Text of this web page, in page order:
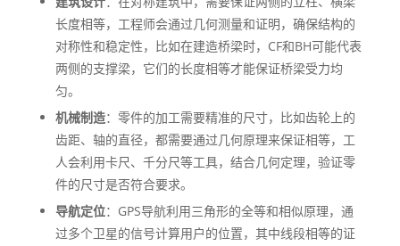
长度相等，工程师会通过几何测量和证明，确保结构的
对称性和稳定性，比如在建造桥梁时，CF和BH可能代表
两侧的支撑梁，它们的长度相等才能保证桥梁受力均
匀。
机械制造：零件的加工需要精准的尺寸，比如齿轮上的
齿距、轴的直径，都需要通过几何原理来保证相等，工
人会利用卡尺、千分尺等工具，结合几何定理，验证零
件的尺寸是否符合要求。
导航定位：GPS导航利用三角形的全等和相似原理，通
过多个卫星的信号计算用户的位置，其中线段相等的证